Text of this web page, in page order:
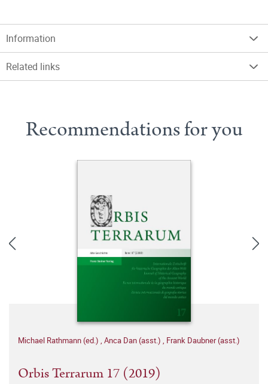
Information
Related links
Recommendations for you
Michael Rathmann (ed.) , Anca Dan (asst.) , Frank Daubner (asst.)
Orbis Terrarum 17 (2019)